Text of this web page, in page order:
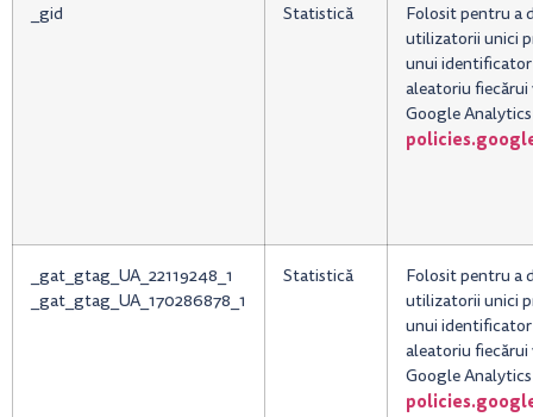
_gid Statistică
Folosit pentru a
utilizatorii unici
unui
aleatoriu
Google
_gat_gtag_UA_22119248_1
_gat_gtag_UA_170286878_1
Statistică
Folosit pentru a
utilizatorii unici
unui
aleatoriu
Google